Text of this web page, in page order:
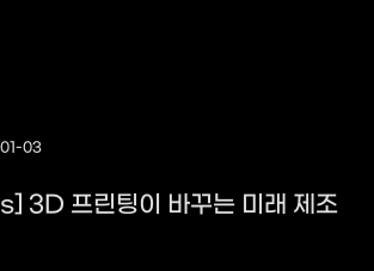
01-03
프린팅이 바꾸는 미래 제조